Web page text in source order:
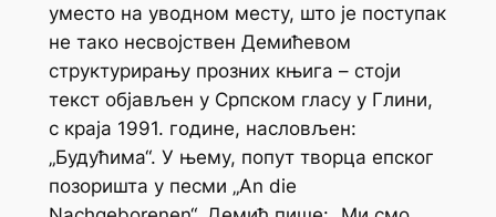
уместо на уводном месту, што је поступак
не тако несвојствен Демићевом
структурирању прозних књига – стоји
текст објављен у Српском гласуу Глини,
с краја 1991. године, насловљен:
„Будућима“. У њему, попут творца епског
позоришта у песми „An die